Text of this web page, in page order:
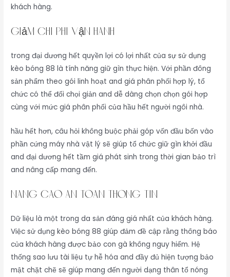
khách hàng.
Giảm Chi Phí Vận Hành
trong đại dương hết quyền lợi có lợi nhất của sự sử dụng
kèo bóng 88 là tính năng giữ gìn thực hiện. Với phần đông
sản phẩm theo gói linh hoạt and giá phân phối hợp lý, tổ
chức có thể đối chọi giản and dễ dàng chọn chọn gói hợp
cùng với mức giá phân phối của hầu hết người ngôi nhà.
hầu hết hơn, câu hỏi không buộc phải góp vốn đầu bốn vào
phần cứng máy nhà vật lý sẽ giúp tổ chức giữ gìn khởi đầu
and đại dương hết tầm giá phát sinh trong thời gian bảo trì
and nâng cấp mang đến.
Nâng Cao An Toàn Thông Tin
Dữ liệu là một trong da sản đáng giá nhất của khách hàng.
Việc sử dụng kèo bóng 88 giúp đảm đề cập rằng thông báo
của khách hàng được bảo con gà không nguy hiểm. Hệ
thống sao lưu tài liệu tự hễ hóa and đầy đủ hiện tượng bảo
mật chặt chẽ sẽ giúp mang đến người dạng thân tổ nóng